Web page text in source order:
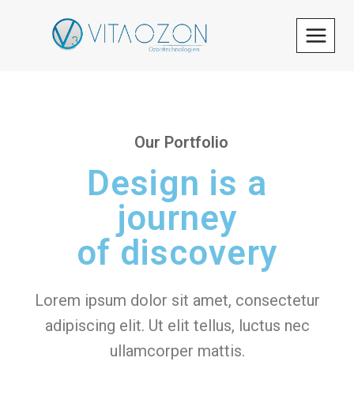
Our Portfolio
Design is a
journey
of discovery
Lorem ipsum dolor sit amet, consectetur
adipiscing elit. Ut elit tellus, luctus nec
ullamcorper mattis.